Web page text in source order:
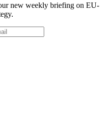
new weekly briefing on EU-